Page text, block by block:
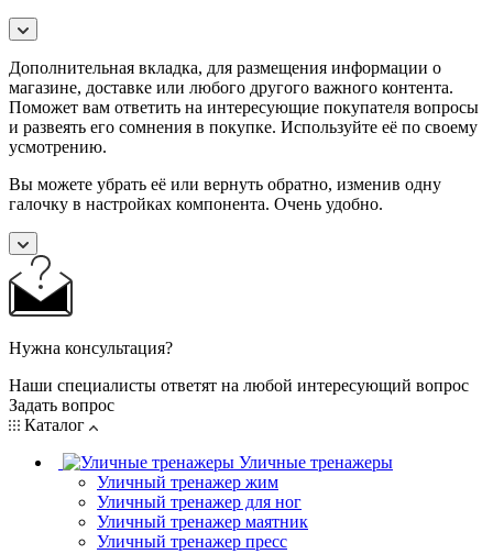
Дополнительная вкладка, для размещения информации о
магазине, доставке или любого другого важного контента.
Поможет вам ответить на интересующие покупателя вопросы
и развеять его сомнения в покупке. Используйте её по своему
усмотрению.
Вы можете убрать её или вернуть обратно, изменив одну
галочку в настройках компонента. Очень удобно.
Нужна консультация?
Наши специалисты ответят на любой интересующий вопрос
Задать вопрос
Каталог
Уличные тренажеры
Уличный тренажер жим
Уличный тренажер для ног
Уличный тренажер маятник
Уличный тренажер пресс